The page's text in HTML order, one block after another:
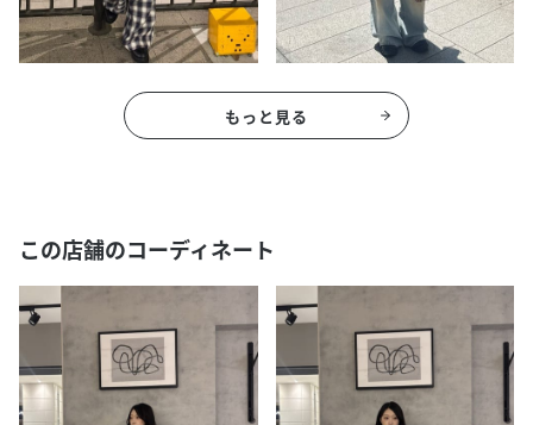
もっと見る
この店舗のコーディネート